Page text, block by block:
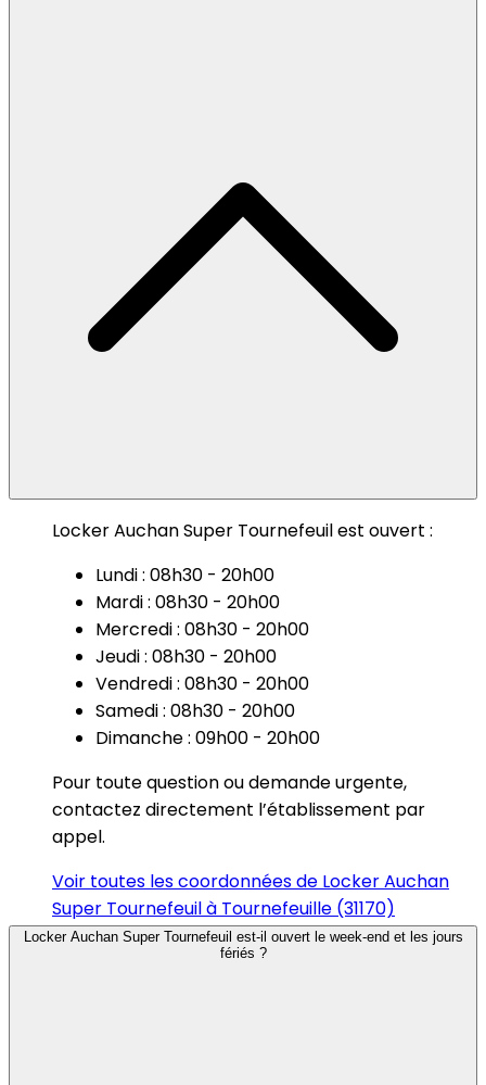
Locker Auchan Super Tournefeuil est ouvert :
Lundi : 08h30 - 20h00
Mardi : 08h30 - 20h00
Mercredi : 08h30 - 20h00
Jeudi : 08h30 - 20h00
Vendredi : 08h30 - 20h00
Samedi : 08h30 - 20h00
Dimanche : 09h00 - 20h00
Pour toute question ou demande urgente,
contactez directement l’établissement par
appel.
Voir toutes les coordonnées de Locker Auchan
Super Tournefeuil à Tournefeuille (31170)
Locker Auchan Super Tournefeuil est-il ouvert le week-end et les jours
fériés ?